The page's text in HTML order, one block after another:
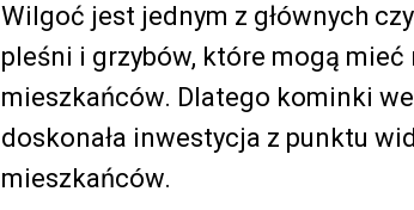
Wilgoć jest jednym z głównych
pleśni i grzybów, które mogą mieć
mieszkańców. Dlatego kominki
doskonała inwestycja z punktu
mieszkańców.